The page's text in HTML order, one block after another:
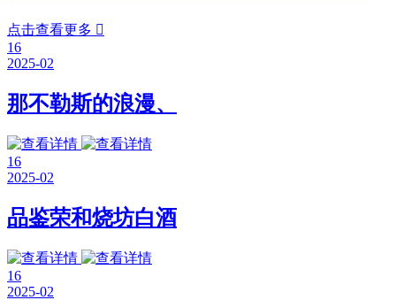
点击查看更多 
16
2025-02
那不勒斯的浪漫、
16
2025-02
品鉴荣和烧坊白酒
16
2025-02